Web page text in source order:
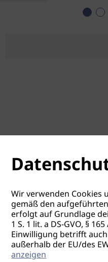
Wir verwenden Cookies
gemäß den
erfolgt auf Grundlage
1 S. 1 lit. a DS-GVO, §
Einwilligung betrifft
außerhalb der EU/des
anzeigen